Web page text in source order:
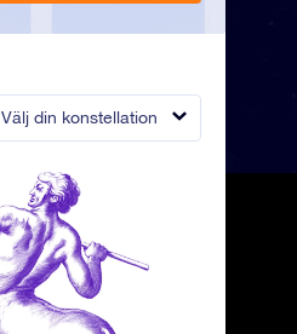
Välj din konstellation